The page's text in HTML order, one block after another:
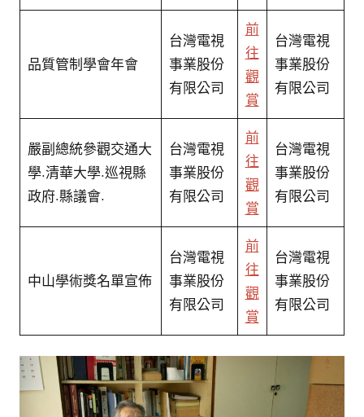
品質管制學會年會
台灣電視
事業股份
有限公司
前
往
觀
賞
台灣電視
事業股份
有限公司
嚴副總統參觀交通大
學.清華大學.巡視縣
政府.縣議會.
台灣電視
事業股份
有限公司
前
往
觀
賞
台灣電視
事業股份
有限公司
中山學術獎名單宣佈
台灣電視
事業股份
有限公司
前
往
觀
賞
台灣電視
事業股份
有限公司